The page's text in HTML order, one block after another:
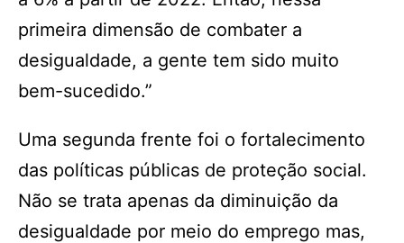
primeira dimensão de combater a
desigualdade, a gente tem sido muito
bem-sucedido.”
Uma segunda frente foi o fortalecimento
das políticas públicas de proteção social.
Não se trata apenas da diminuição da
desigualdade por meio do emprego mas,